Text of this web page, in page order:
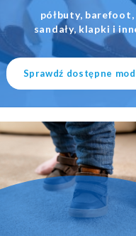
półbuty, barefoot,
sandały, klapki i
Sprawdź dostępne